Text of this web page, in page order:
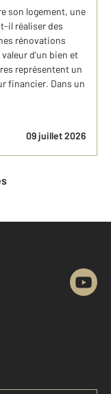
son logement, une
il réaliser des
rénovations
d'un bien et
représentent un
financier. Dans un
09 juillet 2026